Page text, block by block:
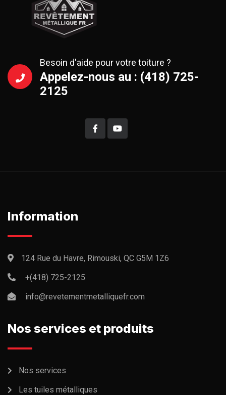
Besoin d'aide pour votre toiture ?
Appelez-nous au : (418) 725-
2125
Information
124 Rue du Havre, Rimouski, QC G5M 1Z6
+(418) 725-2125
info@revetementmetalliquefr.com
Nos services et produits
Nos services
Les tuiles métalliques